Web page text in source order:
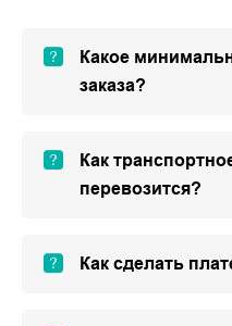
Какое
заказа?
Как
перевозится?
Как сделать